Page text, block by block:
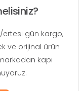
ertesi gün kargo,
ve orijinal ürün
kapı